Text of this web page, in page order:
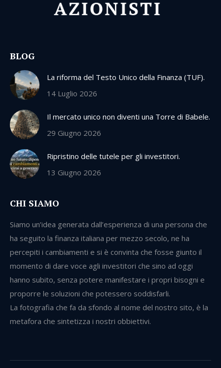
BLOG
La riforma del Testo Unico della Finanza (TUF).
14 Luglio 2026
Il mercato unico non diventi una Torre di Babele.
29 Giugno 2026
Ripristino delle tutele per gli investitori.
13 Giugno 2026
CHI SIAMO
Siamo un’idea generata dall’esperienza di una persona che
ha seguito la finanza italiana per mezzo secolo, ne ha
percepiti i cambiamenti e si è convinta che fosse giunto il
momento di dare voce agli investitori che sino ad oggi
hanno subito, senza potere manifestare i propri bisogni e
proporre le soluzioni che potessero soddisfarli.
La fotografia che fa da sfondo al nome del nostro sito, è la
metafora che sintetizza i nostri obbiettivi.